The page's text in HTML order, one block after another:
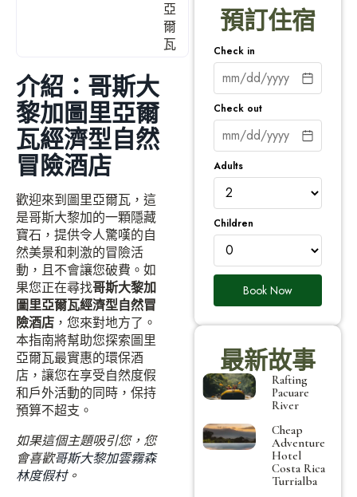
亞
爾
瓦
介紹：哥斯大
黎加圖里亞爾
瓦經濟型自然
冒險酒店
歡迎來到圖里亞爾瓦，這
是哥斯大黎加的一顆隱藏
寶石，提供令人驚嘆的自
然美景和刺激的冒險活
動，且不會讓您破費。如
果您正在尋找哥斯大黎加
圖里亞爾瓦經濟型自然冒
險酒店 ，您來對地方了。
本指南將幫助您探索圖里
亞爾瓦最實惠的環保酒
店，讓您在享受自然度假
和戶外活動的同時，保持
預算不超支。
如果這個主題吸引您，您
會喜歡哥斯大黎加雲霧森
林度假村。
預訂住宿
Check in
Check out
Adults
Children
Book Now
最新故事
Rafting
Pacuare
River
Cheap
Adventure
Hotel
Costa Rica
Turrialba